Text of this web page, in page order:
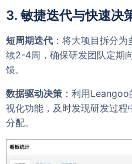
3. 敏捷迭代与快速决
短周期迭代 ：将大项目拆分
续2-4周，确保研发团队定期
馈。
数据驱动决策 ：利用
视化功能，及时发现研发过
分配。